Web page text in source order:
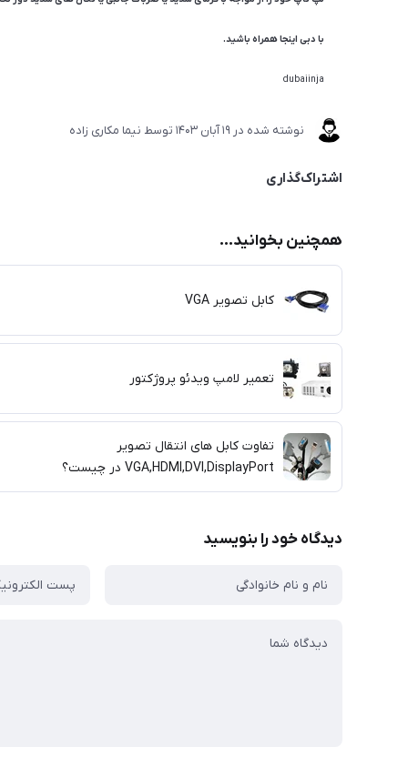
با دبی اینجا همراه باشید.
dubaiinja
نوشته شده در 19 آبان 1403 توسط نیما مکاری زاده
اشتراک‌گذاری
همچنین بخوانید...
کابل تصویر VGA
تعمیر لامپ ویدئو پروژکتور
تفاوت کابل های انتقال تصویر
VGA,HDMI,DVI,DisplayPort در چیست؟
دیدگاه خود را بنویسید